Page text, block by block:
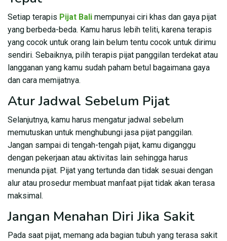
Setiap terapis Pijat Bali mempunyai ciri khas dan gaya pijat
yang berbeda-beda. Kamu harus lebih teliti, karena terapis
yang cocok untuk orang lain belum tentu cocok untuk dirimu
sendiri. Sebaiknya, pilih terapis pijat panggilan terdekat atau
langganan yang kamu sudah paham betul bagaimana gaya
dan cara memijatnya.
Atur Jadwal Sebelum Pijat
Selanjutnya, kamu harus mengatur jadwal sebelum
memutuskan untuk menghubungi jasa pijat panggilan.
Jangan sampai di tengah-tengah pijat, kamu diganggu
dengan pekerjaan atau aktivitas lain sehingga harus
menunda pijat. Pijat yang tertunda dan tidak sesuai dengan
alur atau prosedur membuat manfaat pijat tidak akan terasa
maksimal.
Jangan Menahan Diri Jika Sakit
Pada saat pijat, memang ada bagian tubuh yang terasa sakit